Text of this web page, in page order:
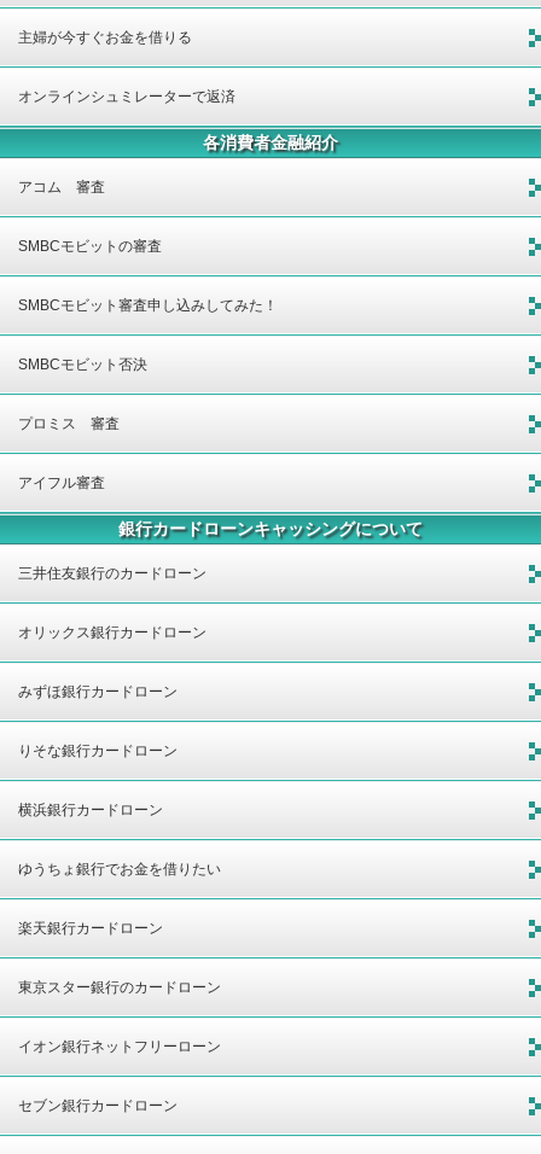
主婦が今すぐお金を借りる
オンラインシュミレーターで返済
各消費者金融紹介
アコム 審査
SMBCモビットの審査
SMBCモビット審査申し込みしてみた！
SMBCモビット否決
プロミス 審査
アイフル審査
銀行カードローンキャッシングについて
三井住友銀行のカードローン
オリックス銀行カードローン
みずほ銀行カードローン
りそな銀行カードローン
横浜銀行カードローン
ゆうちょ銀行でお金を借りたい
楽天銀行カードローン
東京スター銀行のカードローン
イオン銀行ネットフリーローン
セブン銀行カードローン